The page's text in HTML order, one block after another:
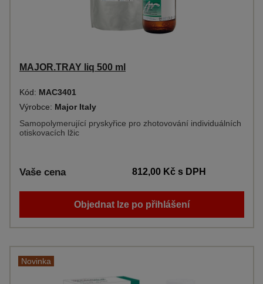
MAJOR.TRAY liq 500 ml
Kód: MAC3401
Výrobce: Major Italy
Samopolymerující pryskyřice pro zhotovování individuálních
otiskovacích lžic
Vaše cena 812,00 Kčs DPH
Objednat lze po přihlášení
Novinka